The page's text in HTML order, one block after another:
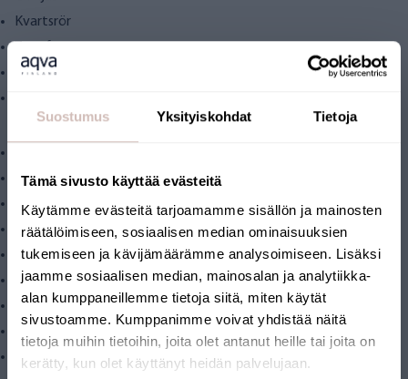
Suostumus Yksityiskohdat Tietoja
Tämä sivusto käyttää evästeitä
Käytämme evästeitä tarjoamamme sisällön ja mainosten
räätälöimiseen, sosiaalisen median ominaisuuksien
tukemiseen ja kävijämäärämme analysoimiseen. Lisäksi
jaamme sosiaalisen median, mainosalan ja analytiikka-
alan kumppaneillemme tietoja siitä, miten käytät
sivustoamme. Kumppanimme voivat yhdistää näitä
tietoja muihin tietoihin, joita olet antanut heille tai joita on
kerätty, kun olet käyttänyt heidän palvelujaan.
Kvartsrör
Väggmonteringsfästen
Tekniska funktioner
Matarvattentemperatur + 2 °C ... + 40 °C
Temperatur på installationsplatsen + 5 °C ... + 40 °C
Maximalt vattenflöde 21,6 l/min
Luftfuktighet < 70 %
Spänning 220–240 V
Effekt 25W
Mått: längd 62 cm och diameter 6,3 cm
Material rostfritt stål (SS304)